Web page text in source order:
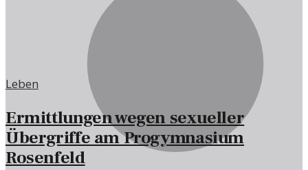
Leben
Ermittlungen wegen sexueller
Übergriffe am Progymnasium
Rosenfeld